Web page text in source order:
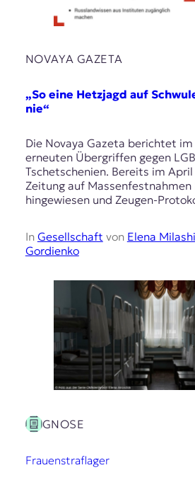
NOVAYA GAZETA
„So eine Hetzjagd auf
nie“
Die Novaya Gazeta berichtet
erneuten Übergriffen gegen
Tschetschenien. Bereits im
Zeitung auf
hingewiesen und Zeugen-
In Gesellschaft von Elena
Gordienko
GNOSE
Frauenstraflager